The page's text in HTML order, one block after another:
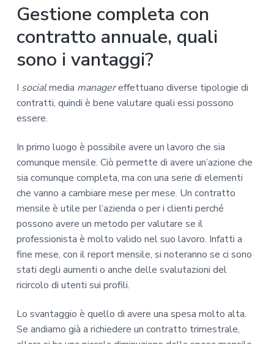
Gestione completa con
contratto annuale, quali
sono i vantaggi?
I socialmedia managereffettuano diverse tipologie di
contratti, quindi è bene valutare quali essi possono
essere.
In primo luogo è possibile avere un lavoro che sia
comunque mensile. Ciò permette di avere un’azione che
sia comunque completa, ma con una serie di elementi
che vanno a cambiare mese per mese. Un contratto
mensile è utile per l’azienda o per i clienti perché
possono avere un metodo per valutare se il
professionista è molto valido nel suo lavoro. Infatti a
fine mese, con il report mensile, si noteranno se ci sono
stati degli aumenti o anche delle svalutazioni del
ricircolo di utenti sui profili.
Lo svantaggio è quello di avere una spesa molto alta.
Se andiamo già a richiedere un contratto trimestrale,